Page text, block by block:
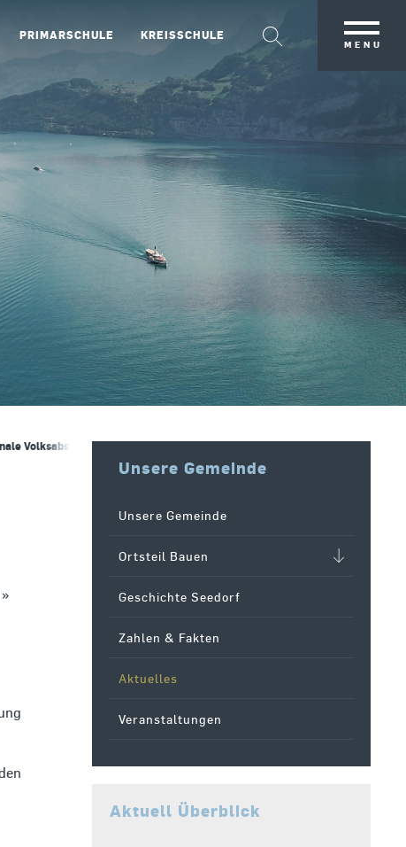
MENU
PRIMARSCHULE KREISSCHULE
Volksabstimmungen vom 30. November 2025
Unsere Gemeinde
Unsere Gemeinde
Ortsteil Bauen
Geschichte Seedorf
Zahlen & Fakten
Aktuelles
Veranstaltungen
Aktuell Überblick